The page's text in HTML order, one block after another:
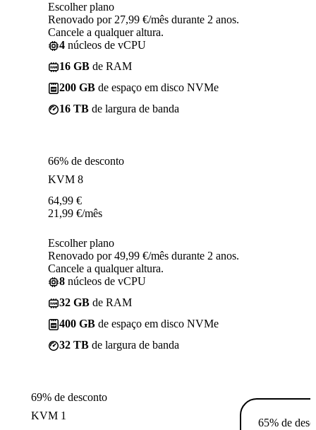
Escolher plano
Renovado por 27,99 €/mês durante 2 anos.
Cancele a qualquer altura.
4 núcleos de vCPU
16 GB de RAM
200 GB de espaço em disco NVMe
16 TB de largura de banda
66% de desconto
KVM 8
64,99 €
21,99 €/mês
Escolher plano
Renovado por 49,99 €/mês durante 2 anos.
Cancele a qualquer altura.
8 núcleos de vCPU
32 GB de RAM
400 GB de espaço em disco NVMe
32 TB de largura de banda
69% de desconto
KVM 1
65% de